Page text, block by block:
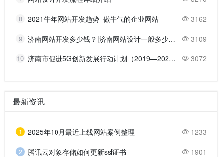
8 3162
2021牛年网站开发趋势_做牛气的企业网站
9 3109
济南网站开发多少钱？|济南网站设计一般多少钱？
10 3072
济南市促进5G创新发展行动计划（2019—2021年）的主要任务
最新资讯
1 1233
2025年10月最近上线网站案例整理
2 1901
腾讯云对象存储如何更新ssl证书